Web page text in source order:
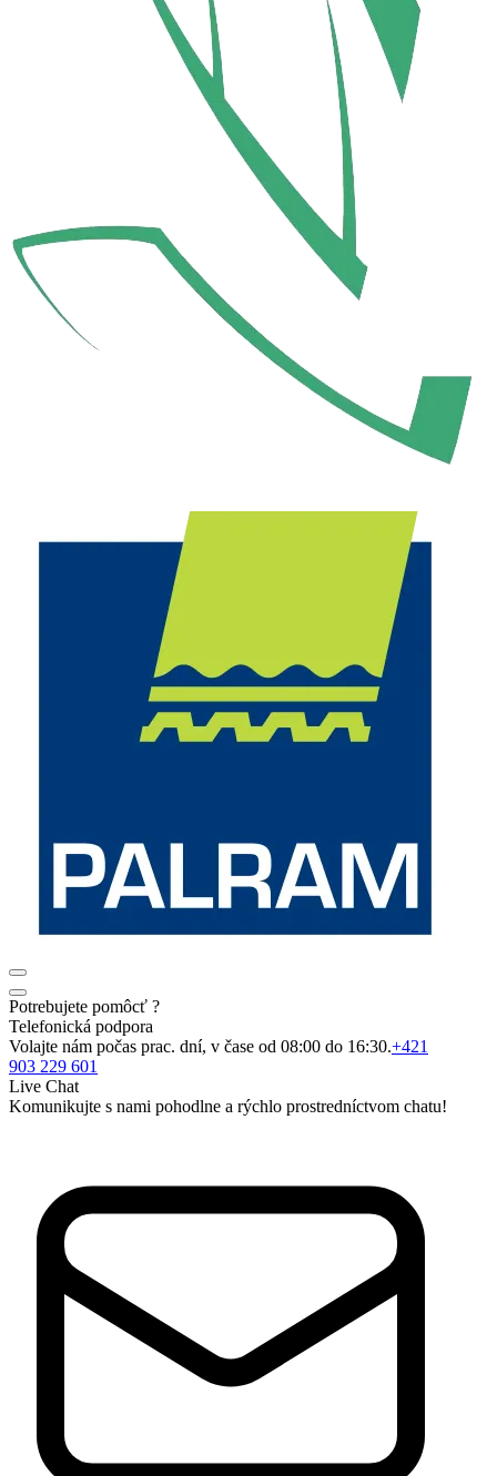
Potrebujete pomôcť ?
Telefonická podpora
Volajte nám počas prac. dní, v čase od 08:00 do 16:30.+421
903 229 601
Live Chat
Komunikujte s nami pohodlne a rýchlo prostredníctvom chatu!